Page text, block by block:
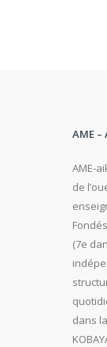
AME –
AME-
de
(7e
dans